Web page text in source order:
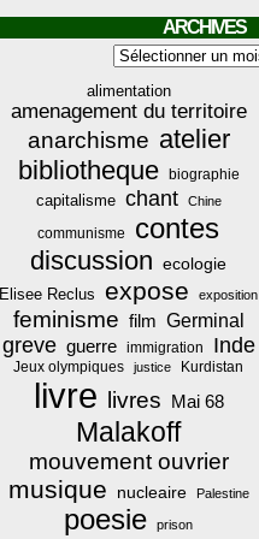
ARCHIVES
alimentation
amenagement du territoire
anarchisme atelier
bibliotheque
biographie
capitalisme chant Chine
communisme contes
discussion ecologie
Elisee Reclus expose exposition
feminisme film Germinal
greve guerre immigration Inde
Jeux olympiques justice Kurdistan
livre livres Mai 68
Malakoff
mouvement ouvrier
musique nucleaire Palestine
poesie prison